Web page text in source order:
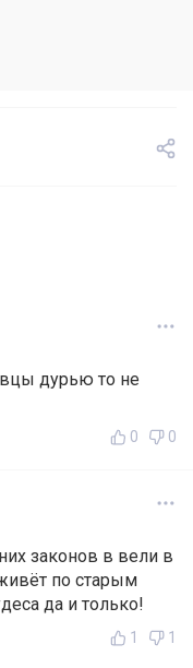
дурью то не
0 0
законов в вели в
по старым
да и только!
1 1